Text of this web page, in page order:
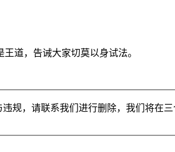
道，告诫大家切莫以身试法。
规，请联系我们进行删除，我们将在三